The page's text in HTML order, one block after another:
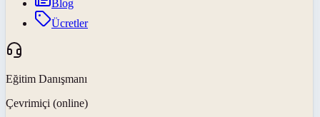
Blog
Ücretler
Eğitim Danışmanı
Çevrimiçi (online)